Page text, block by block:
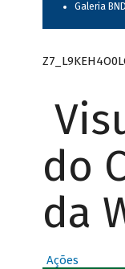
Galeria
do
da
Ações